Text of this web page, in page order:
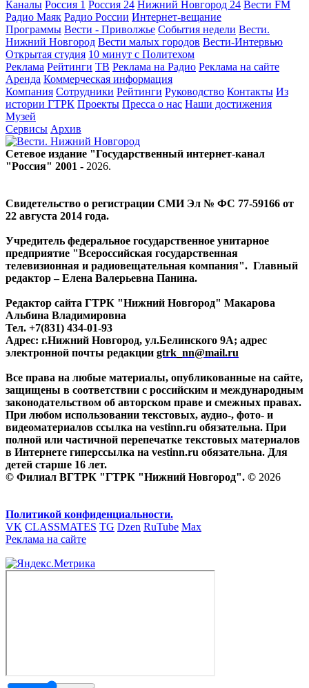
Каналы Россия 1 Россия 24 Нижний Новгород 24 Вести FM
Радио Маяк Радио России Интернет-вещание
Программы Вести - Приволжье События недели Вести.
Нижний Новгород Вести малых городов Вести-Интервью
Открытая студия 10 минут с Политехом
Реклама Рейтинги ТВ Реклама на Радио Реклама на сайте
Аренда Коммерческая информация
Компания Сотрудники Рейтинги Руководство Контакты Из
истории ГТРК Проекты Пресса о нас Наши достижения
Музей
Сервисы Архив
Сетевое издание "Государственный интернет-канал
"Россия" 2001 - 2026.
Свидетельство о регистрации СМИ Эл № ФС 77-59166 от
22 августа 2014 года.
Учредитель федеральное государственное унитарное
предприятие "Всероссийская государственная
телевизионная и радиовещательная компания". Главный
редактор – Елена Валерьевна Панина.
Редактор сайта ГТРК "Нижний Новгород" Макарова
Альбина Владимировна
Тел. +7(831) 434-01-93
Адрес: г.Нижний Новгород, ул.Белинского 9А; адрес
электронной почты редакции gtrk_nn@mail.ru
Все права на любые материалы, опубликованные на сайте,
защищены в соответствии с российским и международным
законодательством об авторском праве и смежных правах.
При любом использовании текстовых, аудио-, фото- и
видеоматериалов ссылка на vestinn.ru обязательна. При
полной или частичной перепечатке текстовых материалов
в Интернете гиперссылка на vestinn.ru обязательна. Для
детей старше 16 лет.
© Филиал ВГТРК "ГТРК "Нижний Новгород". © 2026
Политикой конфиденциальности.
VK CLASSMATES TG Dzen RuTube Max
Реклама на сайте